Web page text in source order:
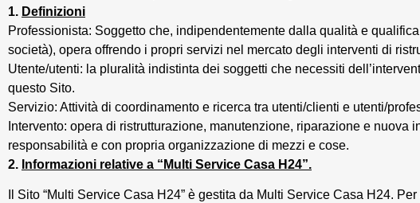
1. Definizioni
Professionista: Soggetto che, indipendentemente dalla qualità e
società), opera offrendo i propri servizi nel mercato degli interventi di
Utente/utenti: la pluralità indistinta dei soggetti che necessiti
questo Sito.
Servizio: Attività di coordinamento e ricerca tra utenti/clienti e utenti/
Intervento: opera di ristrutturazione, manutenzione, riparazione e
responsabilità e con propria organizzazione di mezzi e cose.
2. Informazioni relative a “Multi Service Casa H24”.
Il Sito “Multi Service Casa H24” è gestita da Multi Service Casa H24.